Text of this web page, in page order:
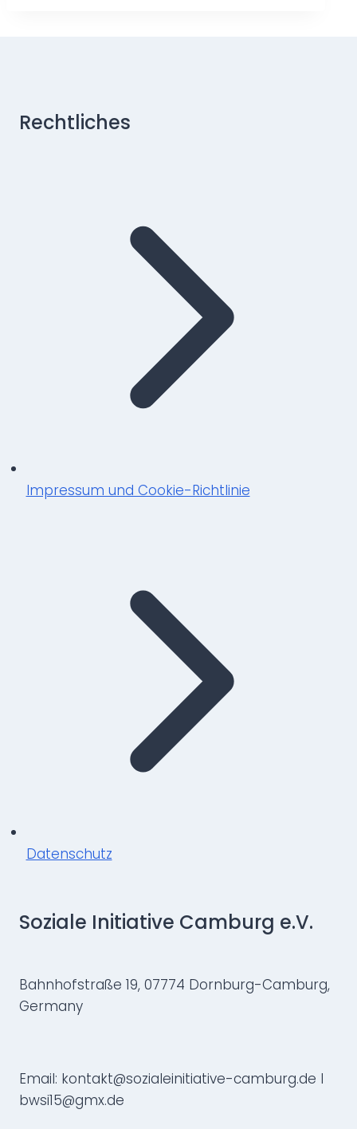
Rechtliches
Impressum und Cookie-Richtlinie
Datenschutz
Soziale Initiative Camburg e.V.
Bahnhofstraße 19, 07774 Dornburg-Camburg,
Germany
Email: kontakt@sozialeinitiative-camburg.de I
bwsi15@gmx.de